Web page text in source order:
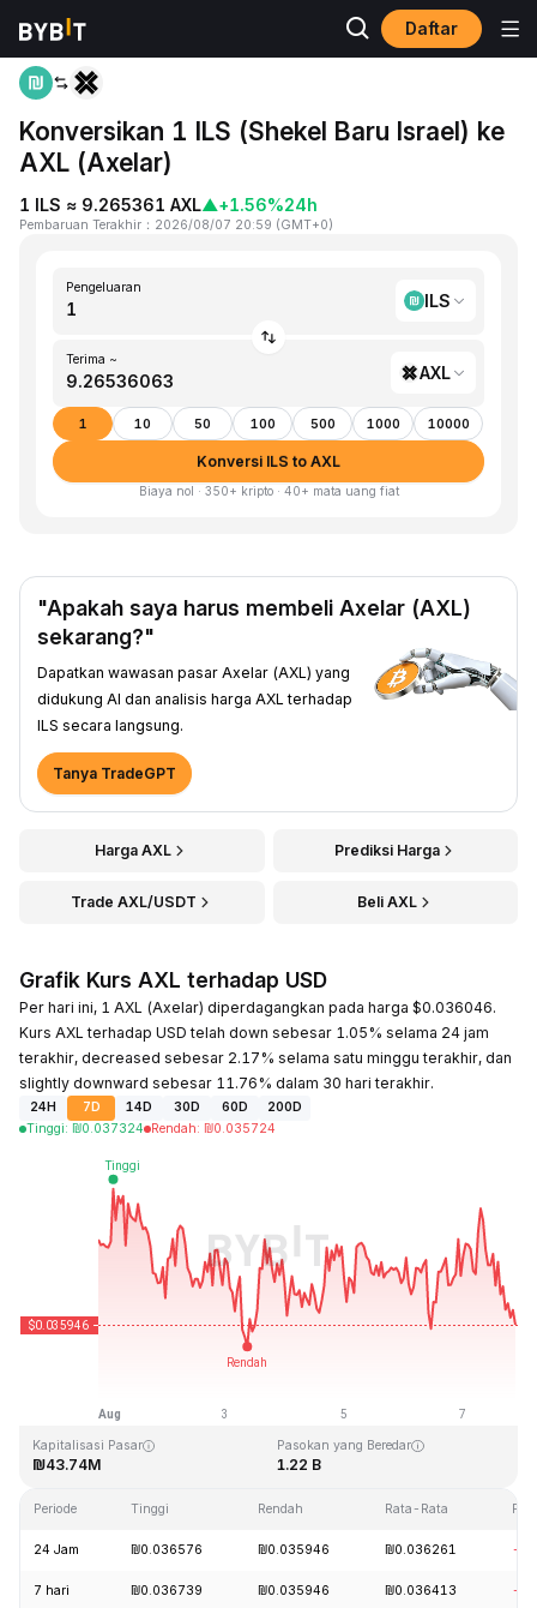
Daftar
Beranda
Konversikan 1 ILS (Shekel Baru Israel) ke
AXL (Axelar)
1 ILS ≈ 9.265361 AXL▲+1.56%24h
Pembaruan Terakhir ： 2026/08/07 20:59 (GMT+0)
Pengeluaran
ILS
Terima ~
AXL
1 10 50 100 500 1000 10000
Konversi ILS to AXL
Biaya nol · 350+ kripto · 40+ mata uang fiat
"Apakah saya harus membeli Axelar (AXL)
sekarang?"
Dapatkan wawasan pasar Axelar (AXL) yang
didukung AI dan analisis harga AXL terhadap
ILS secara langsung.
Tanya TradeGPT
Harga AXL Prediksi Harga
Trade AXL/USDT Beli AXL
Grafik Kurs AXL terhadap USD
Per hari ini, 1 AXL (Axelar) diperdagangkan pada harga $0.036046.
Kurs AXL terhadap USD telah down sebesar 1.05% selama 24 jam
terakhir, decreased sebesar 2.17% selama satu minggu terakhir, dan
slightly downward sebesar 11.76% dalam 30 hari terakhir.
24H 7D 14D 30D 60D
200D
Tinggi: ₪0.037324 Rendah: ₪0.035724
Terakhir Diperbarui: 2026-08-07, 20:59 GMT+0
₪0.035571
Kapitalisasi Pasar
₪43.74M
Pasokan yang Beredar
1.22 B
Periode Tinggi Rendah Rata-Rata
24 Jam ₪0.036576 ₪0.035946 ₪0.036261 -
7 hari ₪0.036739 ₪0.035946 ₪0.036413 -